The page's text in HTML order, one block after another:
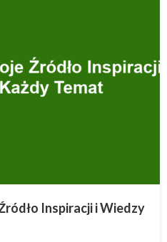
Inspiracji i Wiedzy